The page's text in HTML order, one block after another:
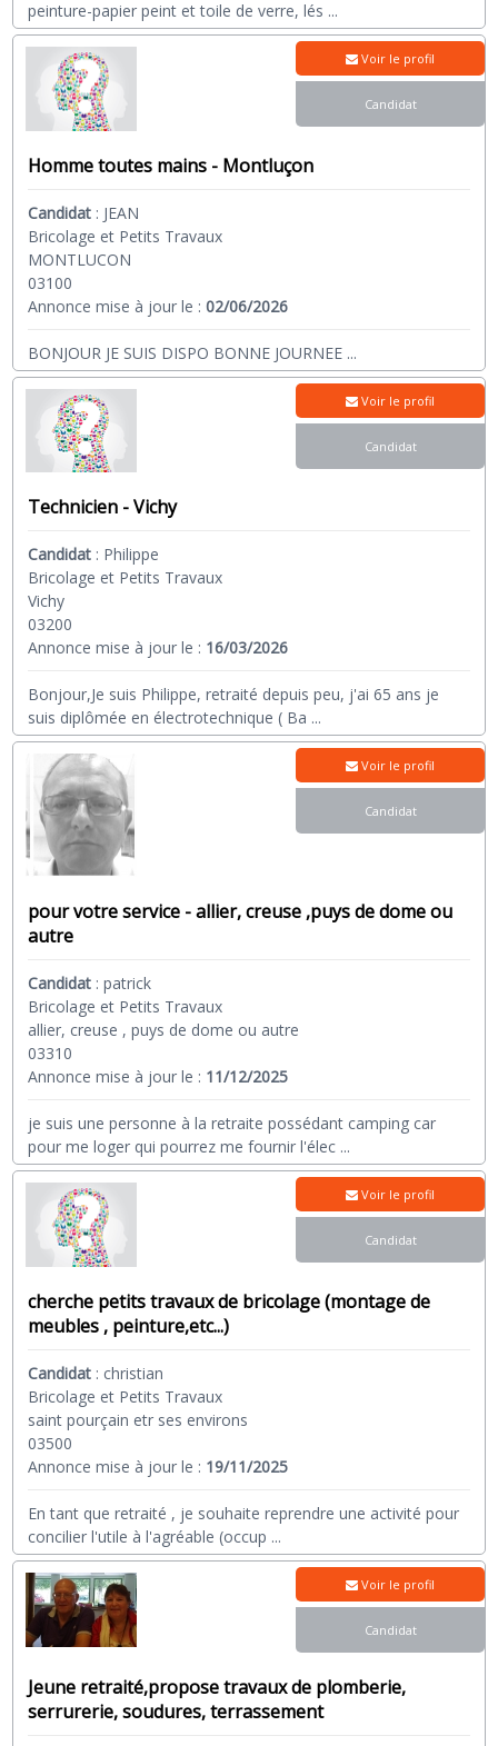
peinture-papier peint et toile de verre, lés ...
Homme toutes mains - Montluçon
Candidat : JEAN
Bricolage et Petits Travaux
MONTLUCON
03100
Annonce mise à jour le :02/06/2026
BONJOUR JE SUIS DISPO BONNE JOURNEE ...
Voir le profil
Candidat
Technicien - Vichy
Candidat : Philippe
Bricolage et Petits Travaux
Vichy
03200
Annonce mise à jour le : 16/03/2026
Bonjour,Je suis Philippe, retraité depuis peu, j'ai 65 ans je
suis diplômée en électrotechnique ( Ba ...
Voir le profil
Candidat
pour votre service - allier, creuse ,puys de dome ou
autre
Candidat :patrick
Bricolage et Petits Travaux
allier, creuse , puys de dome ou autre
03310
Annonce mise à jour le : 11/12/2025
je suis une personne à la retraite possédant camping car
pour me loger qui pourrez me fournir l'élec ...
Voir le profil
Candidat
cherche petits travaux de bricolage (montage de
meubles , peinture,etc...)
Candidat : christian
Bricolage et Petits Travaux
saint pourçain etr ses environs
03500
Annonce mise à jour le : 19/11/2025
En tant que retraité , je souhaite reprendre une activité pour
concilier l'utile à l'agréable (occup ...
Voir le profil
Candidat
Jeune retraité,propose travaux de plomberie,
serrurerie, soudures, terrassement
Voir le profil
Candidat